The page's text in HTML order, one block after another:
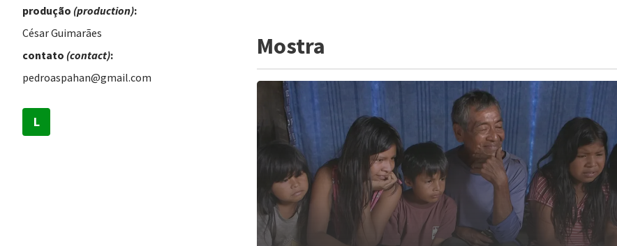
produção (production):
César Guimarães
contato (contact):
pedroaspahan@gmail.com
L
Mostra